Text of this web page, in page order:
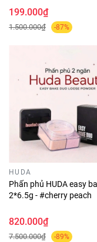
199.000₫
1.500.000₫ -87%
HUDA
Phấn phủ HUDA easy
2*6.5g - #cherry peach
820.000₫
7.500.000₫ -89%